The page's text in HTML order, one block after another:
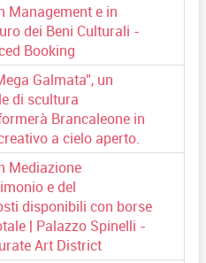
e in
dei Beni Culturali -
Booking
Galmata”, un
di scultura
Brancaleone in
a cielo aperto.
Mediazione
e del
disponibili con borse
| Palazzo Spinelli -
Art District